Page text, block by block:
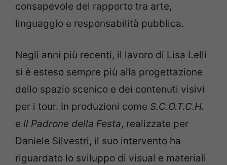
consapevole del rapporto tra arte,
linguaggio e responsabilità pubblica.
Negli anni più recenti, il lavoro di Lisa Lelli
si è esteso sempre più alla progettazione
dello spazio scenico e dei contenuti visivi
per i tour. In produzioni come S.C.O.T.C.H.
e Il Padrone della Festa, realizzate per
Daniele Silvestri, il suo intervento ha
riguardato lo sviluppo di visual e materiali